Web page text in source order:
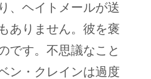
、ヘイトメールが送
ありません。彼を褒
です。不思議なこと
ン・クレインは過度